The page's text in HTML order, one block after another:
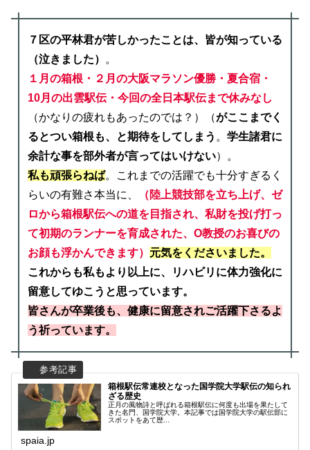
７区の平林君が苦しかったことは、皆が知っている
（泣きました）
。
１月の箱根・２月の大阪マラソン優勝・夏合宿・
10月の出雲駅伝・今回の全日本駅伝まで休みなし
（かなりの疲れもあったのでは？）（がここまでく
るとつい箱根も、と期待をしてしまう 。 学生諸君に
余計な事を部外者が言ってはいけない）。
私も頑張らねば。これまでの活躍でも十分すぎるく
らいの有難さ本当に、
（陸上競技部を立ち上げ、 ゼ
ロから箱根駅伝への道を目指され、私財を投げ打っ
て初期のランナーを育成された、O教授のお喜びの
お顔も浮かんできます） 元気をくださいました。
これからも私もより以上に、リハビリに体力強化に
留意してゆこうと思っています。
皆さんが卒業後も、健康に留意されご活躍下さるよ
う祈っています。
箱根駅伝常連校となった国学院大学駅伝の知られ
ざる歴史
正月の風物詩と呼ばれる箱根駅伝に何度も出場を果たして
きた名門、国学院大学。本記事では国学院大学の駅伝部に
スポットをあて歴...
spaia.jp